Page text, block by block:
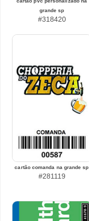
grande sp
#318420
cartão comanda na grande sp
#281119